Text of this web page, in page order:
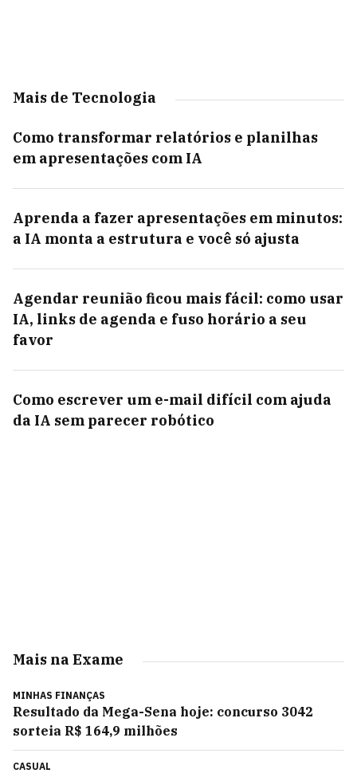
Mais de Tecnologia
Como transformar relatórios e planilhas
em apresentações com IA
Aprenda a fazer apresentações em minutos:
a IA monta a estrutura e você só ajusta
Agendar reunião ficou mais fácil: como usar
IA, links de agenda e fuso horário a seu
favor
Como escrever um e-mail difícil com ajuda
da IA sem parecer robótico
Mais na Exame
MINHAS FINANÇAS
Resultado da Mega-Sena hoje: concurso 3042
sorteia R$ 164,9 milhões
CASUAL